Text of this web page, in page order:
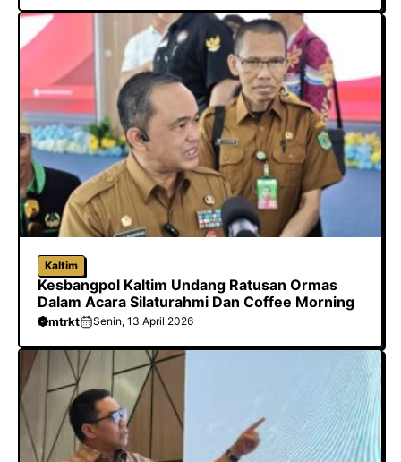
Kaltim
Kesbangpol Kaltim Undang Ratusan Ormas
Dalam Acara Silaturahmi Dan Coffee Morning
mtrkt Senin, 13 April 2026